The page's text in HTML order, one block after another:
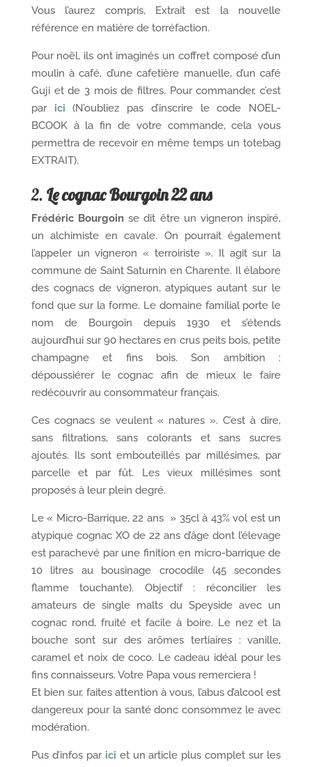
Vous l’aurez compris, Extrait est la nouvelle
référence en matière de torréfaction.
Pour noël, ils ont imaginés un coffret composé d’un
moulin à café, d’une cafetière manuelle, d’un café
Guji et de 3 mois de filtres. Pour commander, c’est
par ici
(N’oubliez pas d’inscrire le code NOEL-
BCOOK à la fin de votre commande, cela vous
permettra de recevoir en même temps un totebag
EXTRAIT).
2. Le cognac Bourgoin 22 ans
Frédéric Bourgoin se dit être un vigneron inspiré,
un alchimiste en cavale. On pourrait également
l’appeler un vigneron « terroiriste ». Il agit sur la
commune de Saint Saturnin en Charente. Il élabore
des cognacs de vigneron, atypiques autant sur le
fond que sur la forme. Le domaine familial porte le
nom de Bourgoin depuis 1930 et s’étends
aujourd’hui sur 90 hectares en crus peits bois, petite
champagne et fins bois. Son ambition :
dépoussiérer le cognac afin de mieux le faire
redécouvrir au consommateur français.
Ces cognacs se veulent « natures ». C’est à dire,
sans filtrations, sans colorants et sans sucres
ajoutés. Ils sont embouteillés par millésimes, par
parcelle et par fût. Les vieux millésimes sont
proposés à leur plein degré.
Le « Micro-Barrique, 22 ans » 35cl à 43% vol est un
atypique cognac XO de 22 ans d’âge dont l’élevage
est parachevé par une finition en micro-barrique de
10 litres au bousinage crocodile (45 secondes
flamme touchante). Objectif : réconcilier les
amateurs de single malts du Speyside avec un
cognac rond, fruité et facile à boire. Le nez et la
bouche sont sur des arômes tertiaires : vanille,
caramel et noix de coco. Le cadeau idéal pour les
fins connaisseurs. Votre Papa vous remerciera !
Et bien sur, faites attention à vous, l’abus d’alcool est
dangereux pour la santé donc consommez le avec
modération.
Pus d’infos par ici et un article plus complet sur les